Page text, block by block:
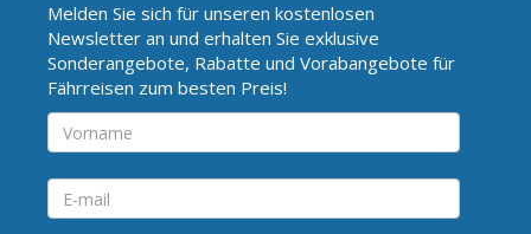
Melden Sie sich für unseren kostenlosen
Newsletter an und erhalten Sie exklusive
Sonderangebote, Rabatte und Vorabangebote für
Fährreisen zum besten Preis!